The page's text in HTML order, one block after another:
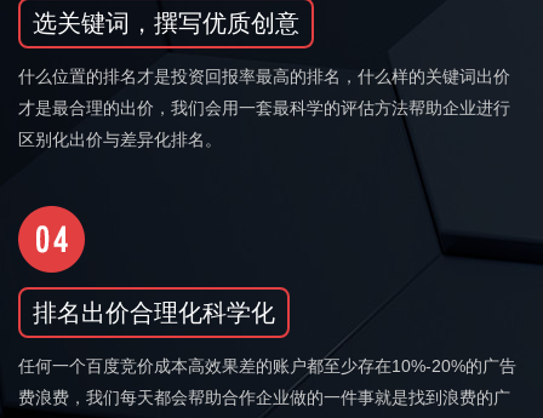
选关键词，撰写优质创意
什么位置的排名才是投资回报率最高的排名，什么样的关键词出价
才是最合理的出价，我们会用一套最科学的评估方法帮助企业进行
区别化出价与差异化排名。
排名出价合理化科学化
任何一个百度竞价成本高效果差的账户都至少存在10%-20%的广告
费浪费，我们每天都会帮助合作企业做的一件事就是找到浪费的广